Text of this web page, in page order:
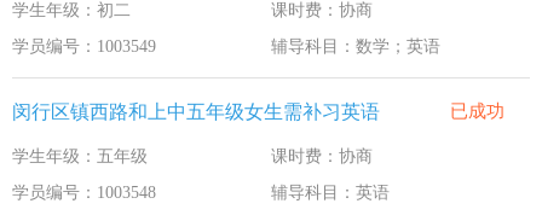
学生年级：初二
课时费：协商
学员编号：1003549
辅导科目：数学；英语
闵行区镇西路和上中五年级女生需补习英语 已成功
学生年级：五年级
课时费：协商
学员编号：1003548
辅导科目：英语